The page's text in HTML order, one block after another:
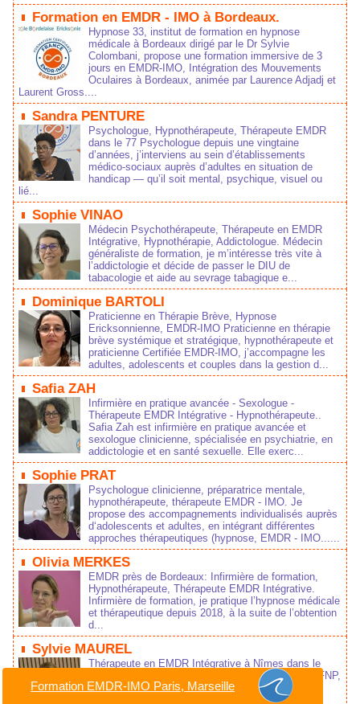
Formation en EMDR - IMO à Bordeaux.
Hypnose 33, institut de formation en hypnose
médicale à Bordeaux dirigé par le Dr Sylvie
Colombani, propose une formation immersive de 3
jours en EMDR-IMO, Intégration des Mouvements
Oculaires à Bordeaux, animée par Laurence Adjadj et
Laurent Gross....
Sandra PENTURE
Psychologue, Hypnothérapeute, Thérapeute EMDR
dans le 77 Psychologue depuis une vingtaine
d’années, j’interviens au sein d’établissements
médico‑sociaux auprès d’adultes en situation de
handicap — qu’il soit mental, psychique, visuel ou
lié...
Sophie VINAO
Médecin Psychothérapeute, Thérapeute en EMDR
Intégrative, Hypnothérapie, Addictologue. Médecin
généraliste de formation, je m’intéresse très vite à
l’addictologie et décide de passer le DIU de
tabacologie et aide au sevrage tabagique e...
Dominique BARTOLI
Praticienne en Thérapie Brève, Hypnose
Ericksonnienne, EMDR-IMO Praticienne en thérapie
brève systémique et stratégique, hypnothérapeute et
praticienne Certifiée EMDR-IMO, j’accompagne les
adultes, adolescents et couples dans la gestion d...
Safia ZAH
Infirmière en pratique avancée - Sexologue -
Thérapeute EMDR Intégrative - Hypnothérapeute..
Safia Zah est infirmière en pratique avancée et
sexologue clinicienne, spécialisée en psychiatrie, en
addictologie et en santé sexuelle. Elle exerc...
Sophie PRAT
Psychologue clinicienne, préparatrice mentale,
hypnothérapeute, thérapeute EMDR - IMO. Je
propose des accompagnements individualisés auprès
d‘adolescents et adultes, en intégrant différentes
approches thérapeutiques (hypnose, EMDR - IMO......
Olivia MERKES
EMDR près de Bordeaux: Infirmière de formation,
Hypnothérapeute, Thérapeute EMDR Intégrative.
Infirmière de formation, je pratique l’hypnose médicale
et thérapeutique depuis 2018, à la suite de l’obtention
d...
Sylvie MAUREL
Thérapeute en EMDR Intégrative à Nîmes dans le
Gard 30000 Thérapeute analytique membre de la FNP,
Hypnothérapeute et Praticienne en EMDR- IMO ®:
auprès des enfants, des adolescents et des
Formation EMDR-IMO Paris, Marseille